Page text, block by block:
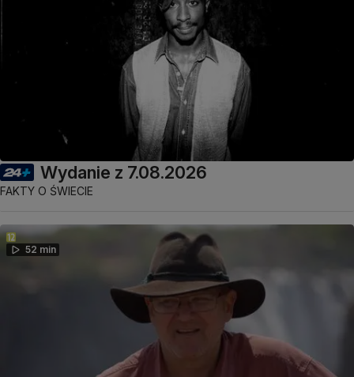
Wydanie z 7.08.2026
FAKTY O ŚWIECIE
52 min